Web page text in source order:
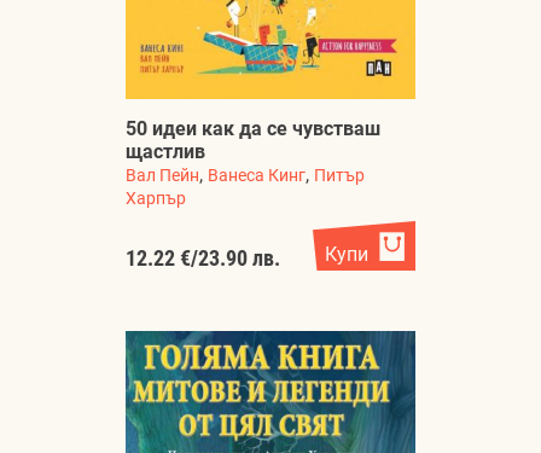
50 идеи как да се чувстваш
щастлив
Вал Пейн, Ванеса Кинг, Питър
Харпър
12.22 €/23.90 лв. Купи